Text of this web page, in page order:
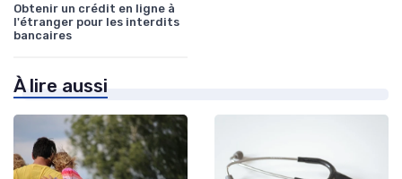
Obtenir un crédit en ligne à
l'étranger pour les interdits
bancaires
À lire aussi